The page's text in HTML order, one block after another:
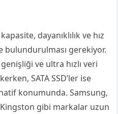
dayanıklılık ve hız
gerekiyor.
ve ultra hızlı veri
SATA SSD’ler ise
konumunda. Samsung,
gibi markalar uzun